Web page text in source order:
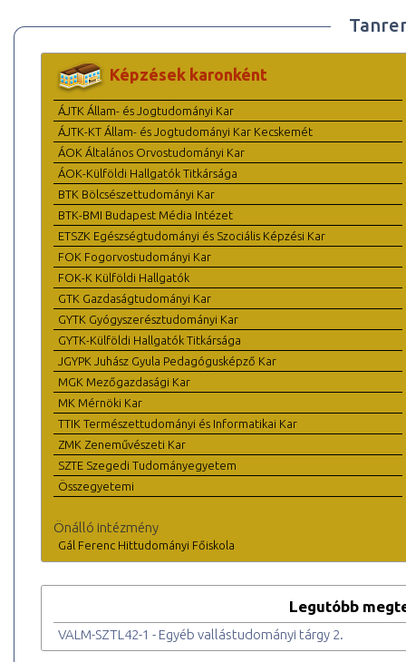
Képzések karonként
ÁJTK Állam- és Jogtudományi Kar
ÁJTK-KT Állam- és Jogtudományi Kar Kecskemét
ÁOK Általános Orvostudományi Kar
ÁOK-Külföldi Hallgatók Titkársága
BTK Bölcsészettudományi Kar
BTK-BMI Budapest Média Intézet
ETSZK Egészségtudományi és Szociális Képzési Kar
FOK Fogorvostudományi Kar
FOK-K Külföldi Hallgatók
GTK Gazdaságtudományi Kar
GYTK Gyógyszerésztudományi Kar
GYTK-Külföldi Hallgatók Titkársága
JGYPK Juhász Gyula Pedagógusképző Kar
MGK Mezőgazdasági Kar
MK Mérnöki Kar
TTIK Természettudományi és Informatikai Kar
ZMK Zeneművészeti Kar
SZTE Szegedi Tudományegyetem
Összegyetemi
Önálló intézmény
Gál Ferenc Hittudományi Főiskola
Legutóbb
VALM-SZTL42-1 - Egyéb vallástudományi tárgy 2.